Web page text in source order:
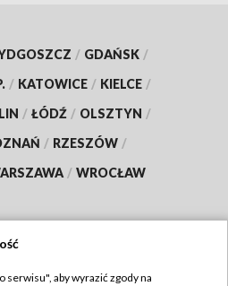
/ GDAŃSK /
/ KATOWICE / KIELCE /
/ ŁÓDŹ / OLSZTYN /
/ RZESZÓW /
/ WROCŁAW
serwisu", aby wyrazić zgody na